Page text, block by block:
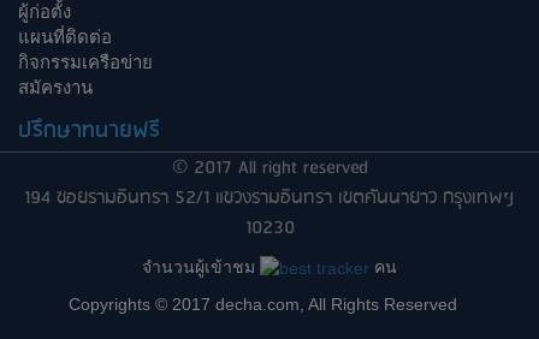
ผู้ก่อตั้ง
แผนที่ติดต่อ
กิจกรรมเครือข่าย
สมัครงาน
ปรึกษาทนายฟรี
© 2017 All right reserved
194 ซอยรามอินทรา 52/1 แขวงรามอินทรา เขตคันนายาว กรุงเทพฯ
10230
จำนวนผู้เข้าชม
คน
Copyrights © 2017 decha.com, All Rights Reserved